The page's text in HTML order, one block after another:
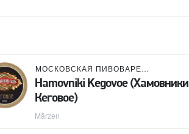
МОСКОВСКАЯ ПИВОВАРЕННАЯ КОМПАНИЯ (МПК)
Hamovniki Kegovoe (Хамовники
Кеговое)
Märzen